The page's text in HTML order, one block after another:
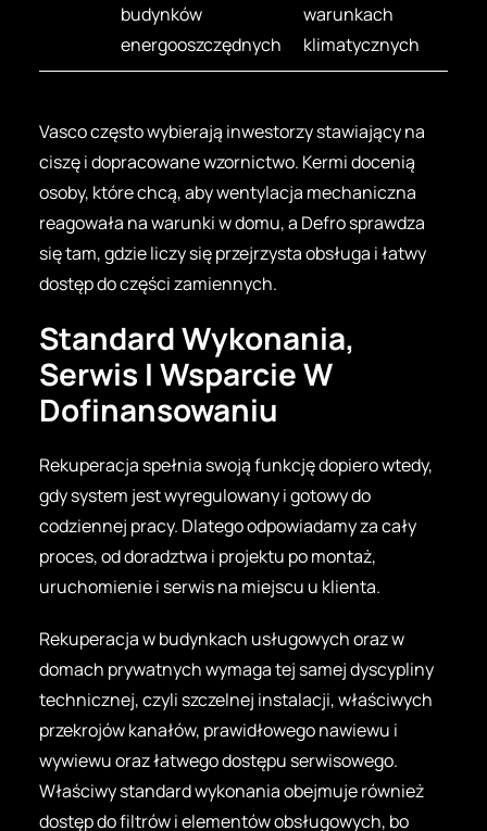
budynków
energooszczędnych
warunkach
klimatycznych
Vasco często wybierają inwestorzy stawiający na
ciszę i dopracowane wzornictwo. Kermi docenią
osoby, które chcą, aby wentylacja mechaniczna
reagowała na warunki w domu, a Defro sprawdza
się tam, gdzie liczy się przejrzysta obsługa i łatwy
dostęp do części zamiennych.
Standard Wykonania,
Serwis I Wsparcie W
Dofinansowaniu
Rekuperacja spełnia swoją funkcję dopiero wtedy,
gdy system jest wyregulowany i gotowy do
codziennej pracy. Dlatego odpowiadamy za cały
proces, od doradztwa i projektu po montaż,
uruchomienie i serwis na miejscu u klienta.
Rekuperacja w budynkach usługowych oraz w
domach prywatnych wymaga tej samej dyscypliny
technicznej, czyli szczelnej instalacji, właściwych
przekrojów kanałów, prawidłowego nawiewu i
wywiewu oraz łatwego dostępu serwisowego.
Właściwy standard wykonania obejmuje również
dostęp do filtrów i elementów obsługowych, bo